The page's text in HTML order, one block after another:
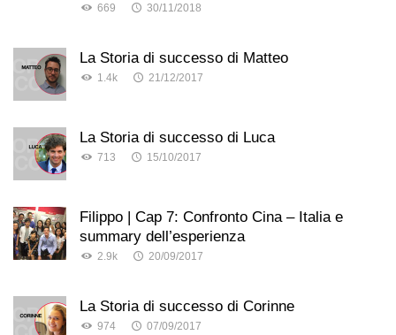
669 30/11/2018
La Storia di successo di Matteo
1.4k 21/12/2017
La Storia di successo di Luca
713 15/10/2017
Filippo | Cap 7: Confronto Cina – Italia e
summary dell’esperienza
2.9k 20/09/2017
La Storia di successo di Corinne
974 07/09/2017